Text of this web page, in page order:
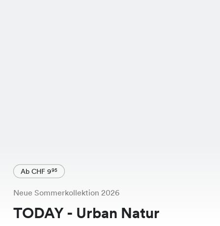
Ab CHF 995
Neue Sommerkollektion 2026
TODAY - Urban Natur